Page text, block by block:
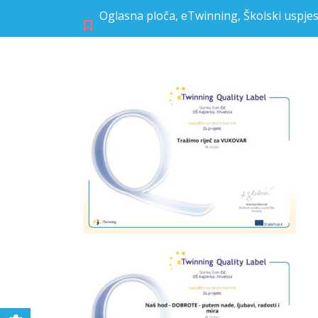
Oglasna ploča, eTwinning, Školski